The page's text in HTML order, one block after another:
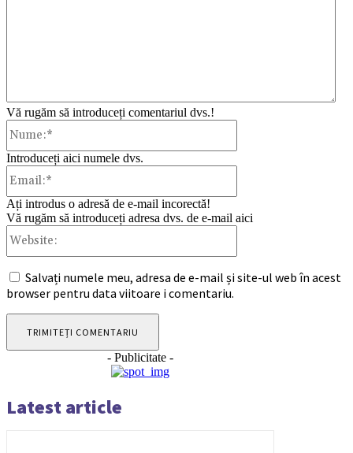
Vă rugăm să introduceți comentariul dvs.!
Introduceți aici numele dvs.
Ați introdus o adresă de e-mail incorectă!
Vă rugăm să introduceți adresa dvs. de e-mail aici
Salvați numele meu, adresa de e-mail și site-ul web în acest
browser pentru data viitoare i comentariu.
- Publicitate -
Latest article